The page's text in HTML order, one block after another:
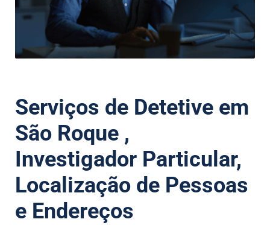
Serviços de Detetive em
São Roque ,
Investigador Particular,
Localização de Pessoas
e Endereços